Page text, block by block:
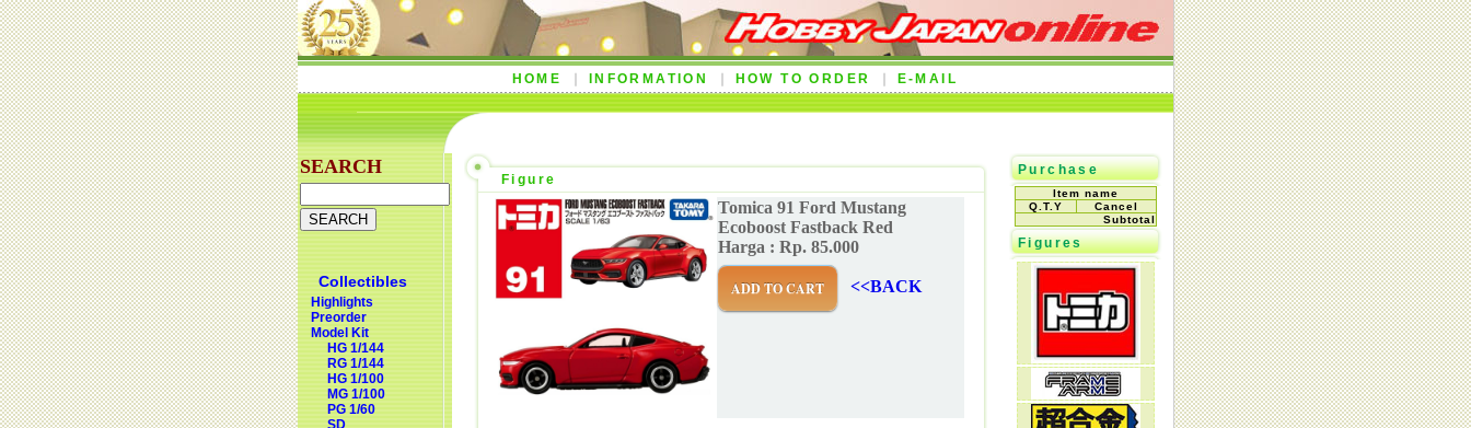
HOME INFORMATION HOW TO ORDER E-MAIL
SEARCH
Collectibles
Highlights
Preorder
Model Kit
HG 1/144
RG 1/144
HG 1/100
MG 1/100
PG 1/60
SD
Figure
Tomica 91 Ford Mustang
Ecoboost Fastback Red
Harga : Rp. 85.000
ADD TO CART <<BACK
Purchase
Item name
Q.T.Y
Cancel
Subtotal
Figures